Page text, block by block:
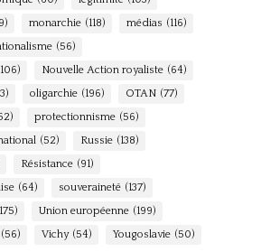
monarchie (118) médias (116)
(56)
Nouvelle Action royaliste (64)
oligarchie (196) OTAN (77)
protectionnisme (56)
(52) Russie (138)
Résistance (91)
(64) souveraineté (137)
Union européenne (199)
(56) Vichy (54) Yougoslavie (50)